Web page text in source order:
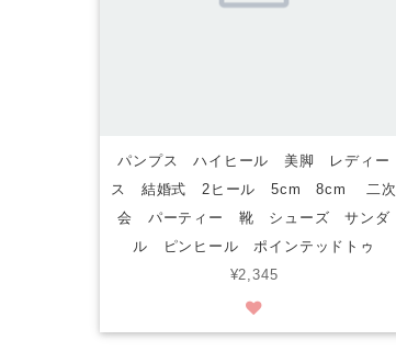
パンプス ハイヒール 美脚 レディー
ス 結婚式 2ヒール 5cm 8cm 二次
会 パーティー 靴 シューズ サンダ
ル ピンヒール ポインテッドトゥ
¥2,345